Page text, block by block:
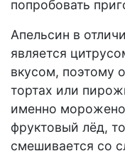
попробовать
Апельсин в
является
вкусом, поэтому
тортах или
именно
фруктовый лёд,
смешивается со